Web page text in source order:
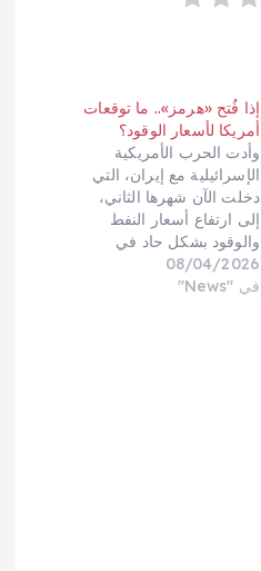
إذا فُتح «هرمز».. ما توقعات
أمريكا لأسعار الوقود؟
وأدت الحرب الأمريكية
الإسرائيلية مع إيران، التي
دخلت الآن شهرها الثاني،
إلى ارتفاع أسعار النفط
والوقود بشكل حاد في
جميع أنحاء العالم، إذ منعت
إيران السفن من عبور
08/04/2026
في "News"